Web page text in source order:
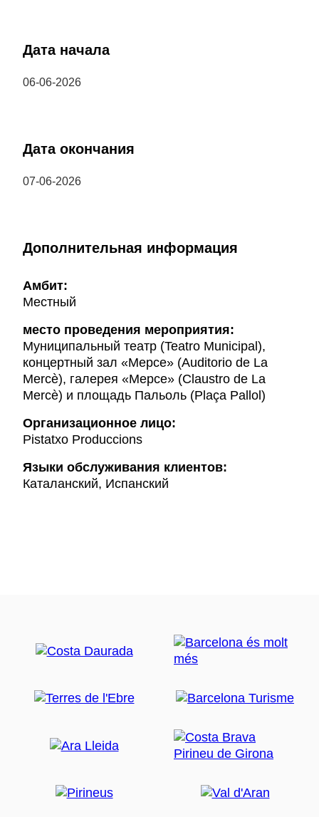
Дата начала
06-06-2026
Дата окончания
07-06-2026
Дополнительная информация
Амбит:
Местный
место проведения мероприятия:
Муниципальный театр (Teatro Municipal),
концертный зал «Мерсе» (Auditorio de La
Mercè), галерея «Мерсе» (Claustro de La
Mercè) и площадь Пальоль (Plaça Pallol)
Организационное лицо:
Pistatxo Produccions
Языки обслуживания клиентов:
Каталанский, Испанский